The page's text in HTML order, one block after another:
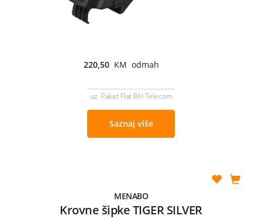
220,50 KM odmah
uz Paket Flat BH Telecom
Saznaj više
MENABO
Krovne šipke TIGER SILVER